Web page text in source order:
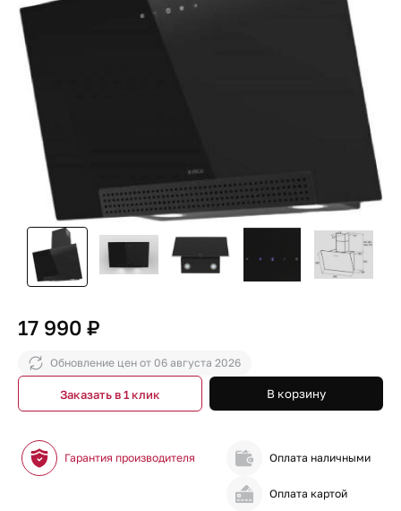
17 990 ₽
Обновление цен от 06 августа 2026
В корзину
Заказать в 1 клик
Гарантия производителя Оплата наличными
Оплата картой